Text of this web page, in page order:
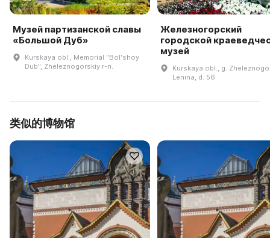
Музей партизанской славы
«Большой Дуб»
Kurskaya obl., Memorial "Bolʹshoy
Dub", Zheleznogorskiy r-n.
Железногорский
городской
музей
Kurskaya obl., g.
Lenina, d. 56
类似的博物馆